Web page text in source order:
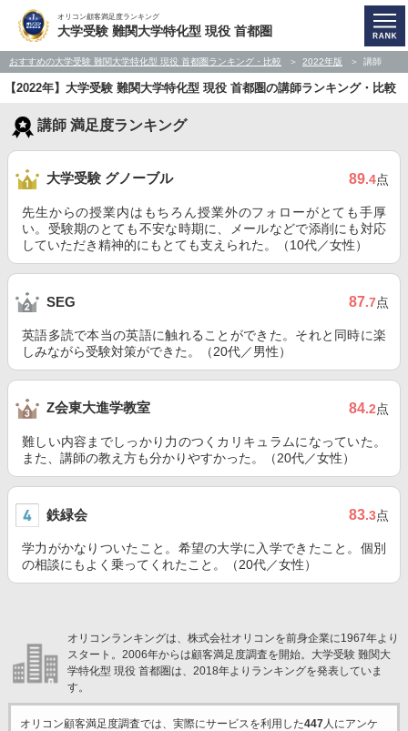
オリコン顧客満足度ランキング
大学受験 難関大学特化型 現役 首都圏
おすすめの大学受験 難関大学特化型 現役 首都圏ランキング・比較 2022年版 講師
【2022年】大学受験 難関大学特化型 現役 首都圏の講師ランキング・比較
講師 満足度ランキング
大学受験 グノーブル 89.4点
先生からの授業内はもちろん授業外のフォローがとても手厚
い。受験期のとても不安な時期に、メールなどで添削にも対応
していただき精神的にもとても支えられた。（10代／女性）
SEG 87.7点
英語多読で本当の英語に触れることができた。それと同時に楽
しみながら受験対策ができた。（20代／男性）
Z会東大進学教室 84.2点
難しい内容までしっかり力のつくカリキュラムになっていた。
また、講師の教え方も分かりやすかった。（20代／女性）
鉄緑会 83.3点
学力がかなりついたこと。希望の大学に入学できたこと。個別
の相談にもよく乗ってくれたこと。（20代／女性）
オリコンランキングは、株式会社オリコンを前身企業に1967年より
スタート。2006年からは顧客満足度調査を開始。大学受験 難関大
学特化型 現役 首都圏は、2018年よりランキングを発表していま
す。
オリコン顧客満足度調査では、実際にサービスを利用した447人にアンケ